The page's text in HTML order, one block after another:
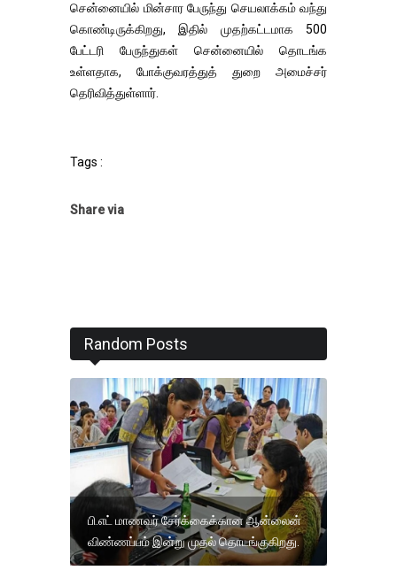
சென்னையில் மின்சார பேருந்து செயலாக்கம் வந்து
கொண்டிருக்கிறது, இதில் முதற்கட்டமாக 500
பேட்டரி பேருந்துகள் சென்னையில் தொடங்க
உள்ளதாக, போக்குவரத்துத் துறை அமைச்சர்
தெரிவித்துள்ளார்.
Tags :
Share via
Random Posts
பி.எட் மாணவர் சேர்க்கைக்கான ஆன்லைன்
விண்ணப்பம் இன்று முதல் தொடங்குகிறது.